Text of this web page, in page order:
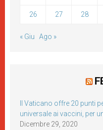
26 27 28
« Giu Ago »
Il Vaticano offre 20 punti
universale ai vaccini, per
Dicembre 29, 2020